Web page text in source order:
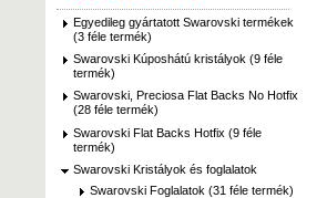
Egyedileg gyártatott Swarovski termékek
(3 féle termék)
Swarovski Kúposhátú kristályok (9 féle
termék)
Swarovski, Preciosa Flat Backs No Hotfix
(28 féle termék)
Swarovski Flat Backs Hotfix (9 féle
termék)
Swarovski Kristályok és foglalatok
Swarovski Foglalatok (31 féle termék)